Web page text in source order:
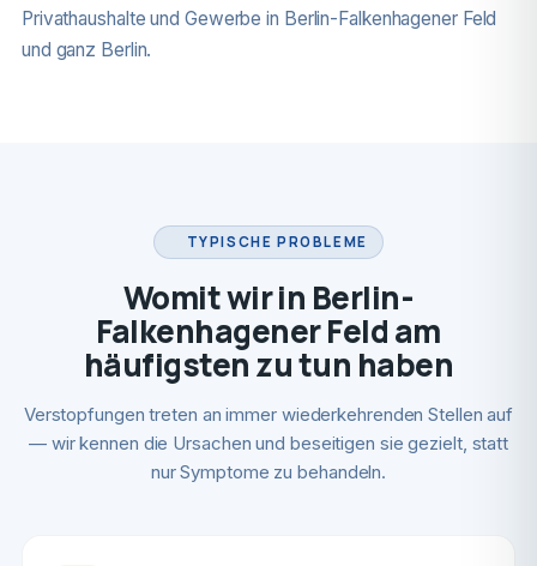
Privathaushalte und Gewerbe in Berlin-Falkenhagener Feld
und ganz Berlin.
TYPISCHE PROBLEME
Womit wir in Berlin-
Falkenhagener Feld am
häufigsten zu tun haben
Verstopfungen treten an immer wiederkehrenden Stellen auf
— wir kennen die Ursachen und beseitigen sie gezielt, statt
nur Symptome zu behandeln.